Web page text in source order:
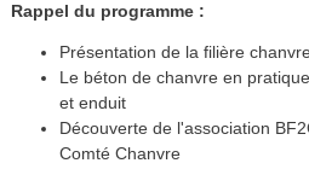
Rappel du programme :
Présentation de la filière
Le béton de chanvre en
et enduit
Découverte de l'association
Comté Chanvre